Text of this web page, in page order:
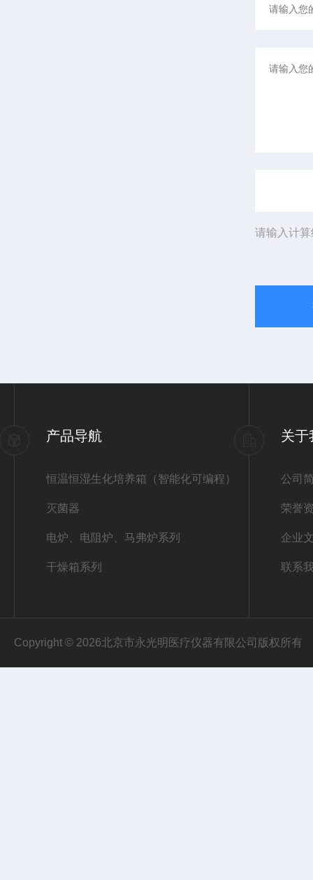
请输入计
产品导航
恒温恒湿生化培养箱（智能化可编程）
灭菌器
电炉、电阻炉、马弗炉系列
干燥箱系列
关于
公司
荣誉
企业
联系
Copyright © 2026北京市永光明医疗仪器有限公司版权所有